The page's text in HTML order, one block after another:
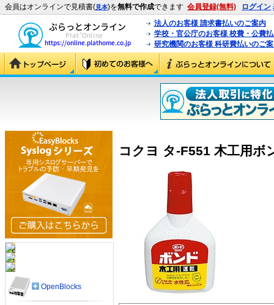
会員はオンラインで見積書(見本)を無料で作成できます 会員登録(無料) ログイン
法人のお客様 請求書払いのご案内
学校・官公庁のお客様 校費・公費
研究機関のお客様 科研費払いのご
コクヨ タ-F551 木工用ボ
OpenBlocks